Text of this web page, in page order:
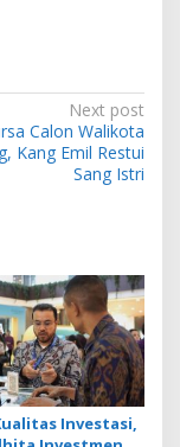
Next post
Calon Walikota
Kang Emil Restui
Sang Istri
Investasi,